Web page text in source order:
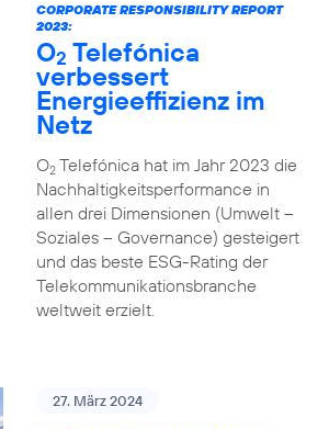
CORPORATE RESPONSIBILITY REPORT
2023:
O2 Telefónica
verbessert
Energieeffizienz im
Netz
O2Telefónica hat im Jahr 2023 die
Nachhaltigkeitsperformance in
allen drei Dimensionen (Umwelt –
Soziales – Governance) gesteigert
und das beste ESG-Rating der
Telekommunikationsbranche
weltweit erzielt.
27. März 2024